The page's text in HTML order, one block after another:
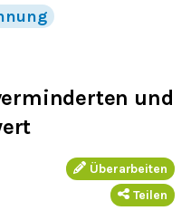
und
Überarbeiten
Teilen